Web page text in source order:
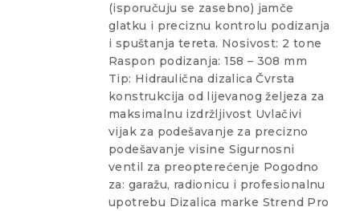
(isporučuju se zasebno) jamče
glatku i preciznu kontrolu podizanja
i spuštanja tereta. Nosivost: 2 tone
Raspon podizanja: 158 – 308 mm
Tip: Hidraulična dizalica Čvrsta
konstrukcija od lijevanog željeza za
maksimalnu izdržljivost Uvlačivi
vijak za podešavanje za precizno
podešavanje visine Sigurnosni
ventil za preopterećenje Pogodno
za: garažu, radionicu i profesionalnu
upotrebu Dizalica marke Strend Pro